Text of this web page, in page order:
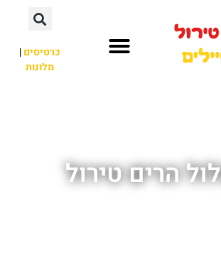
כרטיסים|
מלונות
הרים טירול